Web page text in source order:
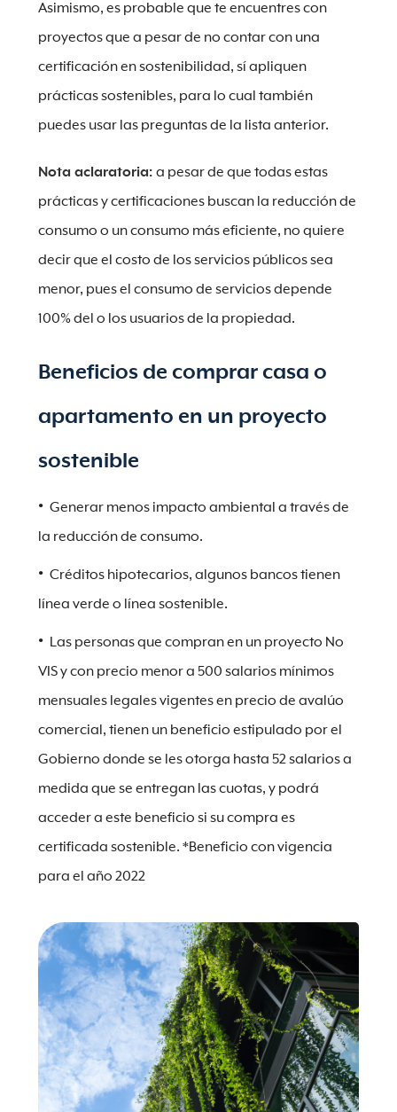
Asimismo, es probable que te encuentres con
proyectos que a pesar de no contar con una
certificación en sostenibilidad, sí apliquen
prácticas sostenibles, para lo cual también
puedes usar las preguntas de la lista anterior.
Nota aclaratoria: a pesar de que todas estas
prácticas y certificaciones buscan la reducción de
consumo o un consumo más eficiente, no quiere
decir que el costo de los servicios públicos sea
menor, pues el consumo de servicios depende
100% del o los usuarios de la propiedad.
Beneficios de comprar casa o
apartamento en un proyecto
sostenible
Generar menos impacto ambiental a través de
la reducción de consumo.
Créditos hipotecarios, algunos bancos tienen
línea verde o línea sostenible.
Las personas que compran en un proyecto No
VIS y con precio menor a 500 salarios mínimos
mensuales legales vigentes en precio de avalúo
comercial, tienen un beneficio estipulado por el
Gobierno donde se les otorga hasta 52 salarios a
medida que se entregan las cuotas, y podrá
acceder a este beneficio si su compra es
certificada sostenible. *Beneficio con vigencia
para el año 2022